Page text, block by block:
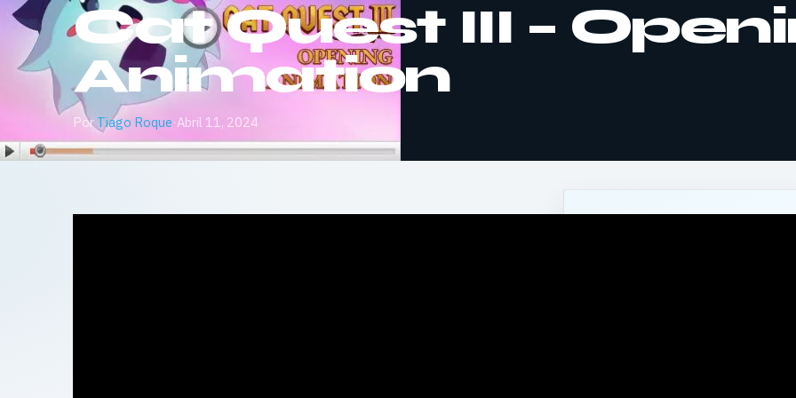
Cat Quest III –
Animation
Por Tiago Roque·Abril 11, 2024